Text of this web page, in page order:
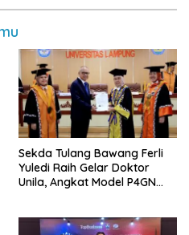
Sekda Tulang Bawang Ferli
Yuledi Raih Gelar Doktor
Unila, Angkat Model P4GN